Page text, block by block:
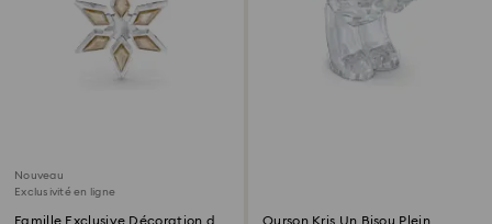
Nouveau
Exclusivité en ligne
Famille Exclusive Décoration de Ourson Kris Un Bisou Plein